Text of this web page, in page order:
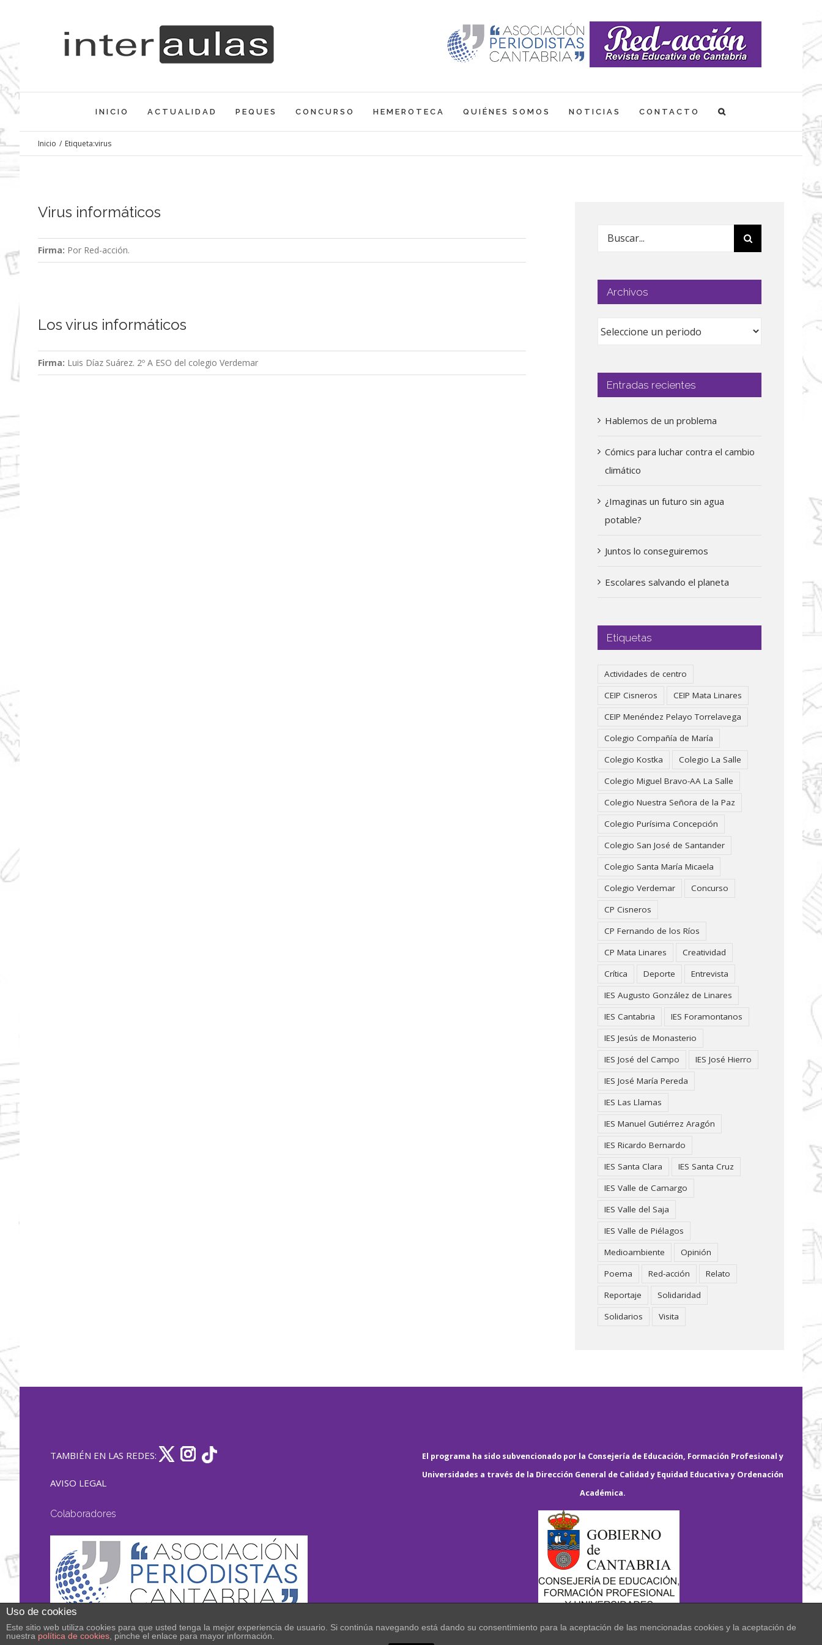
contenido
INICIO ACTUALIDAD PEQUES CONCURSO HEMEROTECA QUIÉNES SOMOS NOTICIAS CONTACTO
Inicio / Etiqueta:virus
Virus informáticos
Firma: Por Red-acción.
Los virus informáticos
Firma: Luis Díaz Suárez. 2º A ESO del colegio Verdemar
Buscar:
Archivos
Entradas recientes
Hablemos de un problema
Cómics para luchar contra el cambio
climático
¿Imaginas un futuro sin agua
potable?
Juntos lo conseguiremos
Escolares salvando el planeta
Etiquetas
Actividades de centro
CEIP Cisneros
CEIP Mata Linares
CEIP Menéndez Pelayo Torrelavega
Colegio Compañía de María
Colegio Kostka
Colegio La Salle
Colegio Miguel Bravo-AA La Salle
Colegio Nuestra Señora de la Paz
Colegio Purísima Concepción
Colegio San José de Santander
Colegio Santa María Micaela
Colegio Verdemar
Concurso
CP Cisneros
CP Fernando de los Ríos
CP Mata Linares
Creatividad
Crítica
Deporte
Entrevista
IES Augusto González de Linares
IES Cantabria
IES Foramontanos
IES Jesús de Monasterio
IES José del Campo
IES José Hierro
IES José María Pereda
IES Las Llamas
IES Manuel Gutiérrez Aragón
IES Ricardo Bernardo
IES Santa Clara
IES Santa Cruz
IES Valle de Camargo
IES Valle del Saja
IES Valle de Piélagos
Medioambiente
Opinión
Poema
Red-acción
Relato
Reportaje
Solidaridad
Solidarios
Visita
TAMBIÉN EN LAS REDES:
AVISO LEGAL
Colaboradores
El programa ha sido subvencionado por la Consejería de Educación, Formación Profesional y
Universidades a través de la Dirección General de Calidad y Equidad Educativa y Ordenación
Académica.
Uso de cookies
Este sitio web utiliza cookies para que usted tenga la mejor experiencia de usuario. Si continúa navegando está dando su consentimiento para la aceptación de las mencionadas cookies y la aceptación de
nuestra política de cookies , pinche el enlace para mayor información.